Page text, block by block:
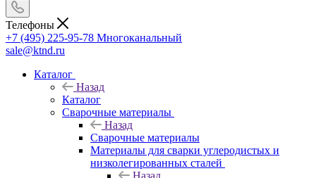
Телефоны
+7 (495) 225-95-78 Многоканальный
sale@ktnd.ru
Каталог
Назад
Каталог
Сварочные материалы
Назад
Сварочные материалы
Материалы для сварки углеродистых и
низколегированных сталей
Назад